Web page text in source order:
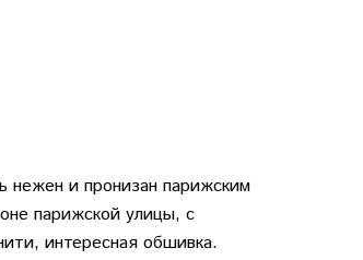
нежен и пронизан парижским
парижской улицы, с
интересная обшивка.